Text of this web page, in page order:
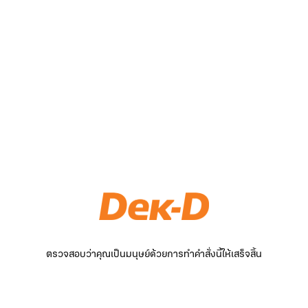
ตรวจสอบว่าคุณเป็นมนุษย์ด้วยการทำคำสั่งนี้ให้เสร็จสิ้น